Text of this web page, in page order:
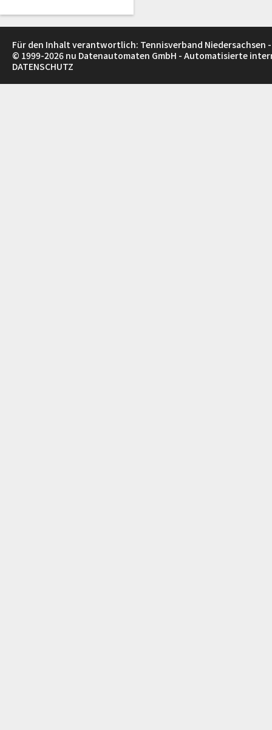
Für den Inhalt verantwortlich: Tennisverband Niedersachsen -
© 1999-2026 nu Datenautomaten GmbH - Automatisierte
DATENSCHUTZ